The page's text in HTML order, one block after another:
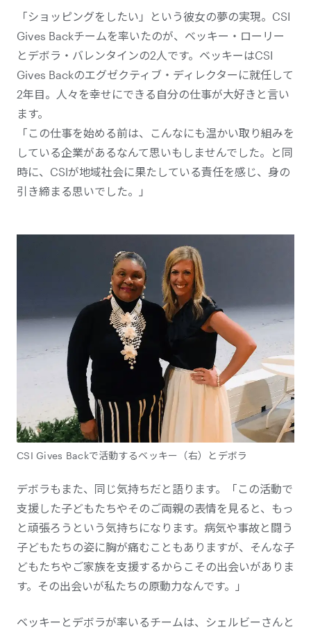
「ショッピングをしたい」という彼女の夢の実現。CSI
Gives Backチームを率いたのが、ベッキー・ローリー
とデボラ・バレンタインの2人です。ベッキーはCSI
Gives Backのエグゼクティブ・ディレクターに就任して
2年目。人々を幸せにできる自分の仕事が大好きと言い
ます。
「この仕事を始める前は、こんなにも温かい取り組みを
している企業があるなんて思いもしませんでした。と同
時に、CSIが地域社会に果たしている責任を感じ、身の
引き締まる思いでした。」
CSI Gives Backで活動するベッキー（右）とデボラ
デボラもまた、同じ気持ちだと語ります。「この活動で
支援した子どもたちやそのご両親の表情を見ると、もっ
と頑張ろうという気持ちになります。病気や事故と闘う
子どもたちの姿に胸が痛むこともありますが、そんな子
どもたちやご家族を支援するからこその出会いがありま
す。その出会いが私たちの原動力なんです。」
ベッキーとデボラが率いるチームは、シェルビーさんと